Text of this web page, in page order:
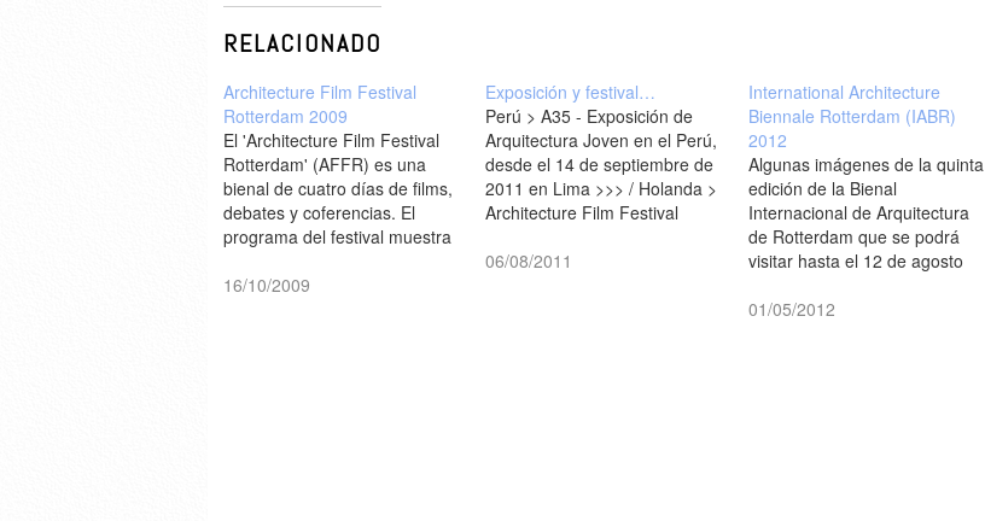
RELACIONADO
Architecture Film Festival
Rotterdam 2009
El 'Architecture Film Festival
Rotterdam' (AFFR) es una
bienal de cuatro días de films,
debates y coferencias. El
programa del festival muestra
arquitectura y el cine.... Del 29
16/10/2009
Exposición y festival…
Perú > A35 - Exposición de
Arquitectura Joven en el Perú,
desde el 14 de septiembre de
2011 en Lima >>> / Holanda >
Architecture Film Festival
octubre de 2011 >>>
06/08/2011
International Architecture
Biennale Rotterdam (IABR)
2012
Algunas imágenes de la quinta
edición de la Bienal
Internacional de Arquitectura
de Rotterdam que se podrá
visitar hasta el 12 de agosto
01/05/2012